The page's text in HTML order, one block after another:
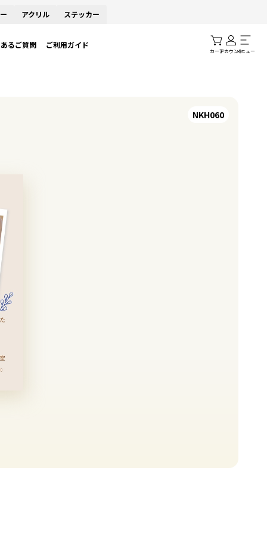
アクリル ステッカー
るご質問 ご利用ガイド
カートアカウントメニュー
NKH060